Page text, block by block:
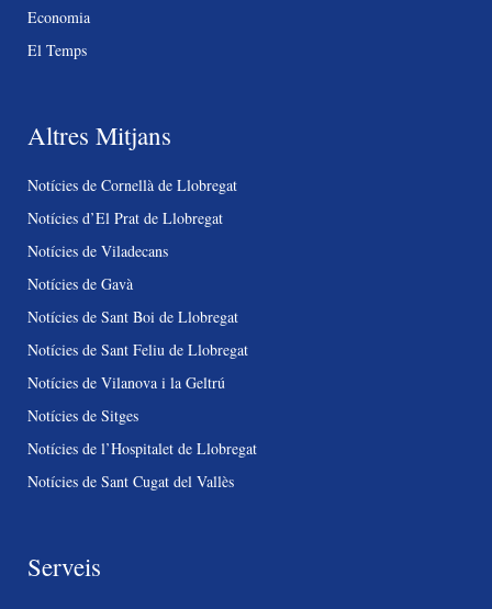
Economia
El Temps
Altres Mitjans
Notícies de Cornellà de Llobregat
Notícies d’El Prat de Llobregat
Notícies de Viladecans
Notícies de Gavà
Notícies de Sant Boi de Llobregat
Notícies de Sant Feliu de Llobregat
Notícies de Vilanova i la Geltrú
Notícies de Sitges
Notícies de l’Hospitalet de Llobregat
Notícies de Sant Cugat del Vallès
Serveis